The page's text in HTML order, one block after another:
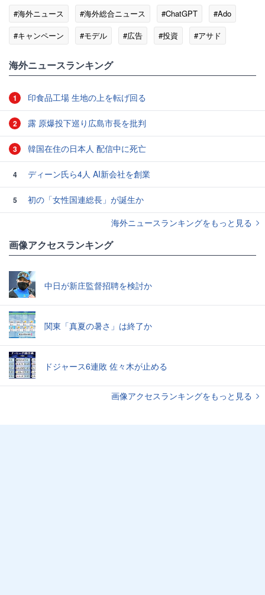
#海外ニュース #海外総合ニュース #ChatGPT
#Ado
#キャンペーン
#モデル #広告 #投資
#アサド
海外ニュースランキング
1 印食品工場 生地の上を転げ回る
2 露 原爆投下巡り広島市長を批判
3 韓国在住の日本人 配信中に死亡
4 ディーン氏ら4人 AI新会社を創業
5
初の「女性国連総長」が誕生か
海外ニュースランキングをもっと見る
画像アクセスランキング
中日が新庄監督招聘を検討か
関東「真夏の暑さ」は終了か
ドジャース6連敗 佐々木が止める
画像アクセスランキングをもっと見る